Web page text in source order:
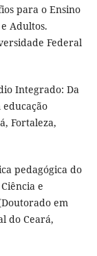
para o Ensino
Adultos.
Federal
Integrado: Da
Fortaleza,
pedagógica do
e
em
do Ceará,